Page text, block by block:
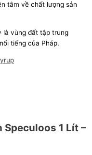
tâm về chất lượng sản
là vùng đất tập trung
tiếng của Pháp.
1 Lít –